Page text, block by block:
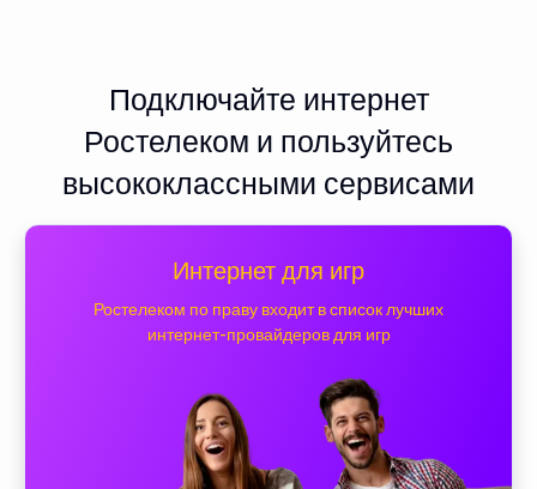
Подключайте интернет
Ростелеком и пользуйтесь
высококлассными сервисами
Интернет для игр
Ростелеком по праву входит в список лучших
интернет-провайдеров для игр